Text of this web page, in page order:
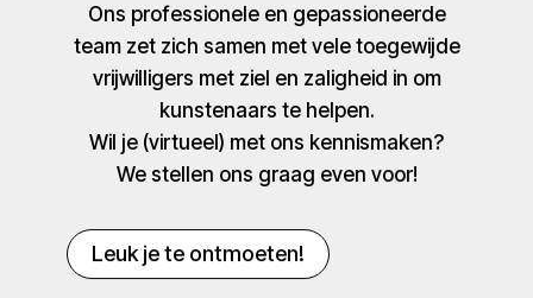
Ons professionele en gepassioneerde
team zet zich samen met vele toegewijde
vrijwilligers met ziel en zaligheid in om
kunstenaars te helpen.
Wil je (virtueel) met ons kennismaken?
We stellen ons graag even voor!
Leuk je te ontmoeten!